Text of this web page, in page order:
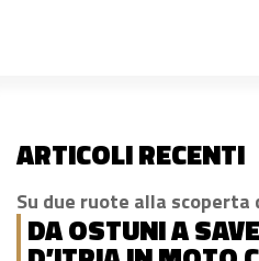
ARTICOLI RECENTI
DA OSTUNI A